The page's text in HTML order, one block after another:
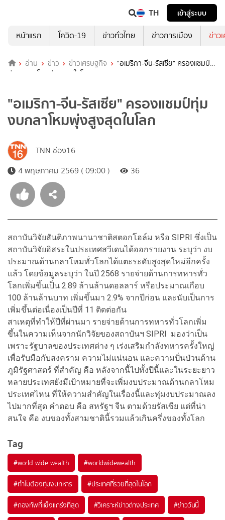
TH
เข้าสู่ระบบ
หน้าแรก
โควิด-19 ข่าวทั่วไทย ข่าวการเมือง ข่าว
อ่าน ข่าว ข่าวเศรษฐกิจ
"อเมริกา-จีน-รัสเซีย" ครองแชมป์
ทุ่มงบกลาโหมพุ่งสูงสุดในโลก
"อเมริกา-จีน-รัสเซีย" ครองแชมป์ทุ่ม
งบกลาโหมพุ่งสูงสุดในโลก
TNN ช่อง16
4 พฤษภาคม 2569 ( 09:00 )
36
สถาบันวิจัยสันติภาพนานาชาติสตอกโฮล์ม หรือ SIPRI ซึ่งเป็น
สถาบันวิจัยอิสระในประเทศสวีเดนได้ออกรายงาน ระบุว่า งบ
ประมาณด้านกลาโหมทั่วโลกได้แตะระดับสูงสุดใหม่อีกครั้ง
แล้ว โดยข้อมูลระบุว่า ในปี 2568 รายจ่ายด้านการทหารทั่ว
โลกเพิ่มขึ้นเป็น 2.89 ล้านล้านดอลลาร์ หรือประมาณเกือบ
100 ล้านล้านบาท เพิ่มขึ้นมา 2.9% จากปีก่อน และนับเป็นการ
เพิ่มขึ้นต่อเนื่องเป็นปีที่ 11 ติดต่อกัน
สาเหตุที่ทำให้ปีที่ผ่านมา รายจ่ายด้านการทหารทั่วโลกเพิ่ม
ขึ้นในความเห็นจากนักวิจัยของสถาบันฯ SIPRI มองว่าเป็น
เพราะรัฐบาลของประเทศต่าง ๆ เร่งเสริมกำลังทหารครั้งใหญ่
เพื่อรับมือกับสงคราม ความไม่แน่นอน และความปั่นป่วนด้าน
ภูมิรัฐศาสตร์ ที่สำคัญ คือ หลังจากนี้ไปทั้งปีนี้และในระยะยาว
หลายประเทศยังมีเป้าหมายที่จะเพิ่มงบประมาณด้านกลาโหม
ประเทศไหน ที่ให้ความสำคัญในเรื่องนี้และทุ่มงบประมาณลง
ไปมากที่สุด คำตอบ คือ สหรัฐฯ จีน ตามด้วยรัสเซีย แต่ที่น่า
สนใจ คือ งบของทั้งสามชาตินี้รวมแล้วเกินครึ่งของทั้งโลก
Tag
#world wide wealth #worldwidewealth
#ทำไมต้องทุ่มงบทหาร #ประเทศที่รวยที่สุดในโลก
#กองทัพที่แข็งแกร่งที่สุด #วิเคราะห์ข่าวต่างประเทศ #ข่าววันนี้